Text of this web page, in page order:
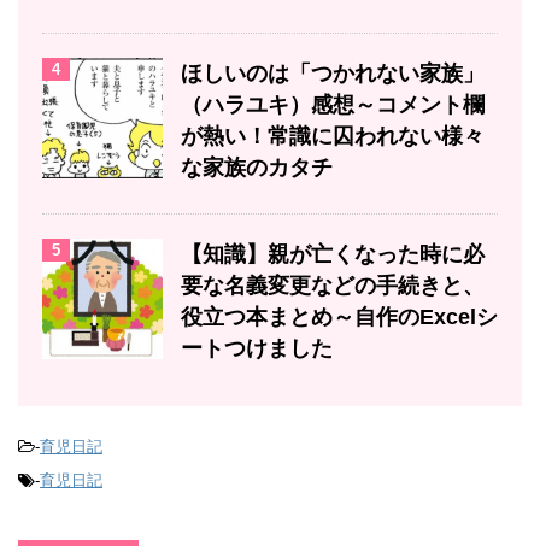
4
ほしいのは「つかれない家族」
（ハラユキ）感想～コメント欄
が熱い！常識に囚われない様々
な家族のカタチ
5
【知識】親が亡くなった時に必
要な名義変更などの手続きと、
役立つ本まとめ～自作のExcelシ
ートつけました
-育児日記
-育児日記